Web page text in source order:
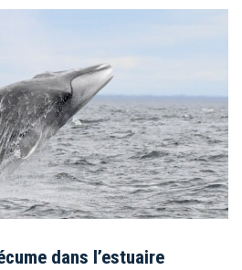
dans l’estuaire